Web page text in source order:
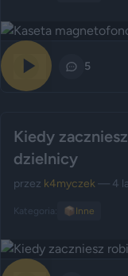
5
Kiedy
dzielnicy
przez k4myczek— 4
Kategoria: 📦 Inne